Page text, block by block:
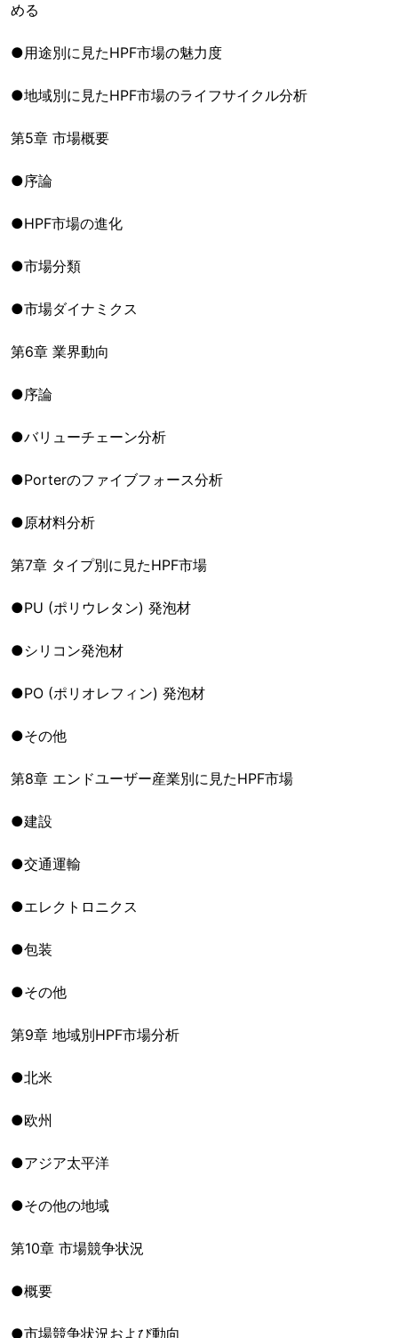
める
●用途別に見たHPF市場の魅力度
●地域別に見たHPF市場のライフサイクル分析
第5章 市場概要
●序論
●HPF市場の進化
●市場分類
●市場ダイナミクス
第6章 業界動向
●序論
●バリューチェーン分析
●Porterのファイブフォース分析
●原材料分析
第7章 タイプ別に見たHPF市場
●PU (ポリウレタン) 発泡材
●シリコン発泡材
●PO (ポリオレフィン) 発泡材
●その他
第8章 エンドユーザー産業別に見たHPF市場
●建設
●交通運輸
●エレクトロニクス
●包装
●その他
第9章 地域別HPF市場分析
●北米
●欧州
●アジア太平洋
●その他の地域
第10章 市場競争状況
●概要
●市場競争状況および動向